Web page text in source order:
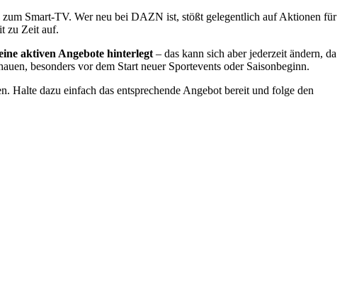
Smart-TV. Wer neu bei DAZN ist, stößt gelegentlich auf Aktionen für
zu Zeit auf.
aktiven Angebote hinterlegt – das kann sich aber jederzeit ändern, da
besonders vor dem Start neuer Sportevents oder Saisonbeginn.
Halte dazu einfach das entsprechende Angebot bereit und folge den